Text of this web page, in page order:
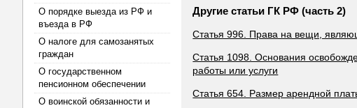
О порядке выезда из РФ и
въезда в РФ
О налоге для самозанятых
граждан
О государственном
пенсионном обеспечении
О воинской обязанности и
Другие статьи ГК РФ (часть 2)
Статья 996. Права на вещи,
Статья 1098. Основания
работы или услуги
Статья 654. Размер арендной